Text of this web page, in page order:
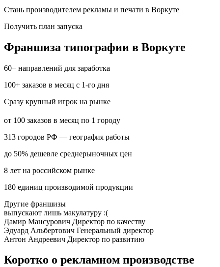
Стань производителем рекламы и печати в Воркуте
Получить план запуска
Франшиза типографии в Воркуте
60+ направлений для заработка
100+ заказов в месяц с 1-го дня
Сразу крупный игрок на рынке
от 100 заказов в месяц по 1 городу
313 городов РФ — география работы
до 50% дешевле среднерыночных цен
8 лет на российском рынке
180 единиц производимой продукции
Другие франшизы
выпускают лишь макулатуру :(
Дамир Мансурович Директор по качеству
Эдуард Альбертович Генеральный директор
Антон Андреевич Директор по развитию
Коротко о рекламном производстве